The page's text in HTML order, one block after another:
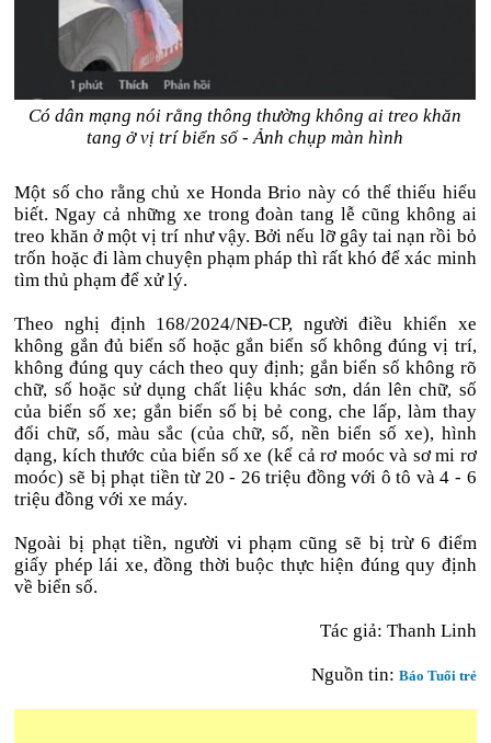
Có dân mạng nói rằng thông thường không ai treo khăn
tang ở vị trí biển số - Ảnh chụp màn hình
Một số cho rằng chủ xe Honda Brio này có thể thiếu hiểu
biết. Ngay cả những xe trong đoàn tang lễ cũng không ai
treo khăn ở một vị trí như vậy. Bởi nếu lỡ gây tai nạn rồi bỏ
trốn hoặc đi làm chuyện phạm pháp thì rất khó để xác minh
tìm thủ phạm để xử lý.
Theo nghị định 168/2024/NĐ-CP, người điều khiển xe
không gắn đủ biển số hoặc gắn biển số không đúng vị trí,
không đúng quy cách theo quy định; gắn biển số không rõ
chữ, số hoặc sử dụng chất liệu khác sơn, dán lên chữ, số
của biển số xe; gắn biển số bị bẻ cong, che lấp, làm thay
đổi chữ, số, màu sắc (của chữ, số, nền biển số xe), hình
dạng, kích thước của biển số xe (kể cả rơ moóc và sơ mi rơ
moóc) sẽ bị phạt tiền từ 20 - 26 triệu đồng với ô tô và 4 - 6
triệu đồng với xe máy.
Ngoài bị phạt tiền, người vi phạm cũng sẽ bị trừ 6 điểm
giấy phép lái xe, đồng thời buộc thực hiện đúng quy định
về biển số.
Tác giả: Thanh Linh
Nguồn tin: Báo Tuổi trẻ